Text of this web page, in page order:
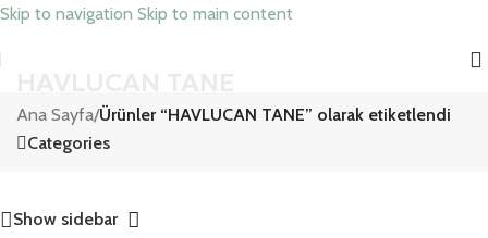
Skip to navigation Skip to main content
Ana Sayfa/Ürünler “HAVLUCAN TANE” olarak etiketlendi
Categories
Show sidebar